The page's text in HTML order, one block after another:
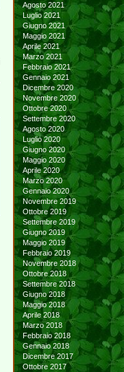
Agosto 2021
Luglio 2021
Giugno 2021
Maggio 2021
Aprile 2021
Marzo 2021
Febbraio 2021
Gennaio 2021
Dicembre 2020
Novembre 2020
Ottobre 2020
Settembre 2020
Agosto 2020
Luglio 2020
Giugno 2020
Maggio 2020
Aprile 2020
Marzo 2020
Gennaio 2020
Novembre 2019
Ottobre 2019
Settembre 2019
Giugno 2019
Maggio 2019
Febbraio 2019
Novembre 2018
Ottobre 2018
Settembre 2018
Giugno 2018
Maggio 2018
Aprile 2018
Marzo 2018
Febbraio 2018
Gennaio 2018
Dicembre 2017
Ottobre 2017